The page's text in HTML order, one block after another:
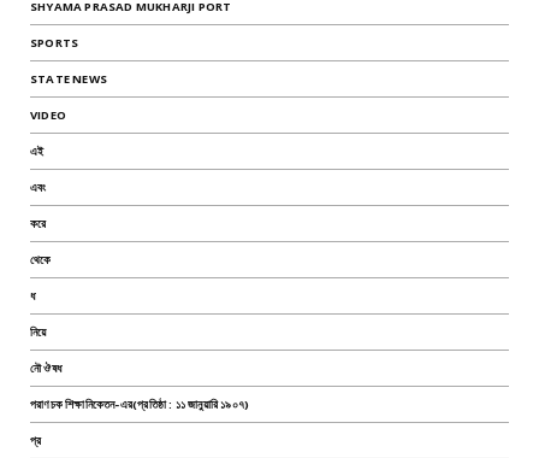
SHYAMA PRASAD MUKHARJI PORT
SPORTS
STATE NEWS
VIDEO
এই
এবং
করে
থেকে
ধ
নিয়ে
নৌ ঔষধ
পরাণচক শিক্ষানিকেতন-এর(প্রতিষ্ঠা : ১১ জানুয়ারি ১৯০৭)
প্র